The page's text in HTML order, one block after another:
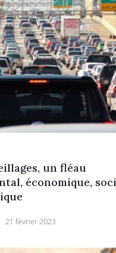
un fléau
économique,
21 février 2023